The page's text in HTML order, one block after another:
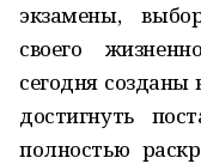
экзамены,
своего
сегодня
достигнуть
полностью